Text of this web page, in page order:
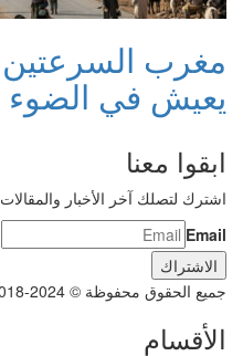
مغرب
يعيش في الضوء
ابقوا معنا
اشترك لتصلك آخر الأخبار والمقالات
Email
جميع الحقوق محفوظة © 2024-2018
الأقسام